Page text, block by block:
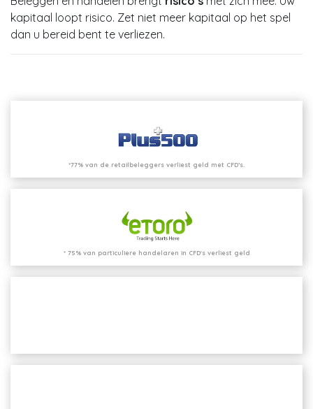
kapitaal loopt risico. Zet niet meer kapitaal op het spel
dan u bereid bent te verliezen.
*77% van de retailbeleggers verliest geld met CFD’s.
* 75% van particuliere handelaren in CFD's verliest geld